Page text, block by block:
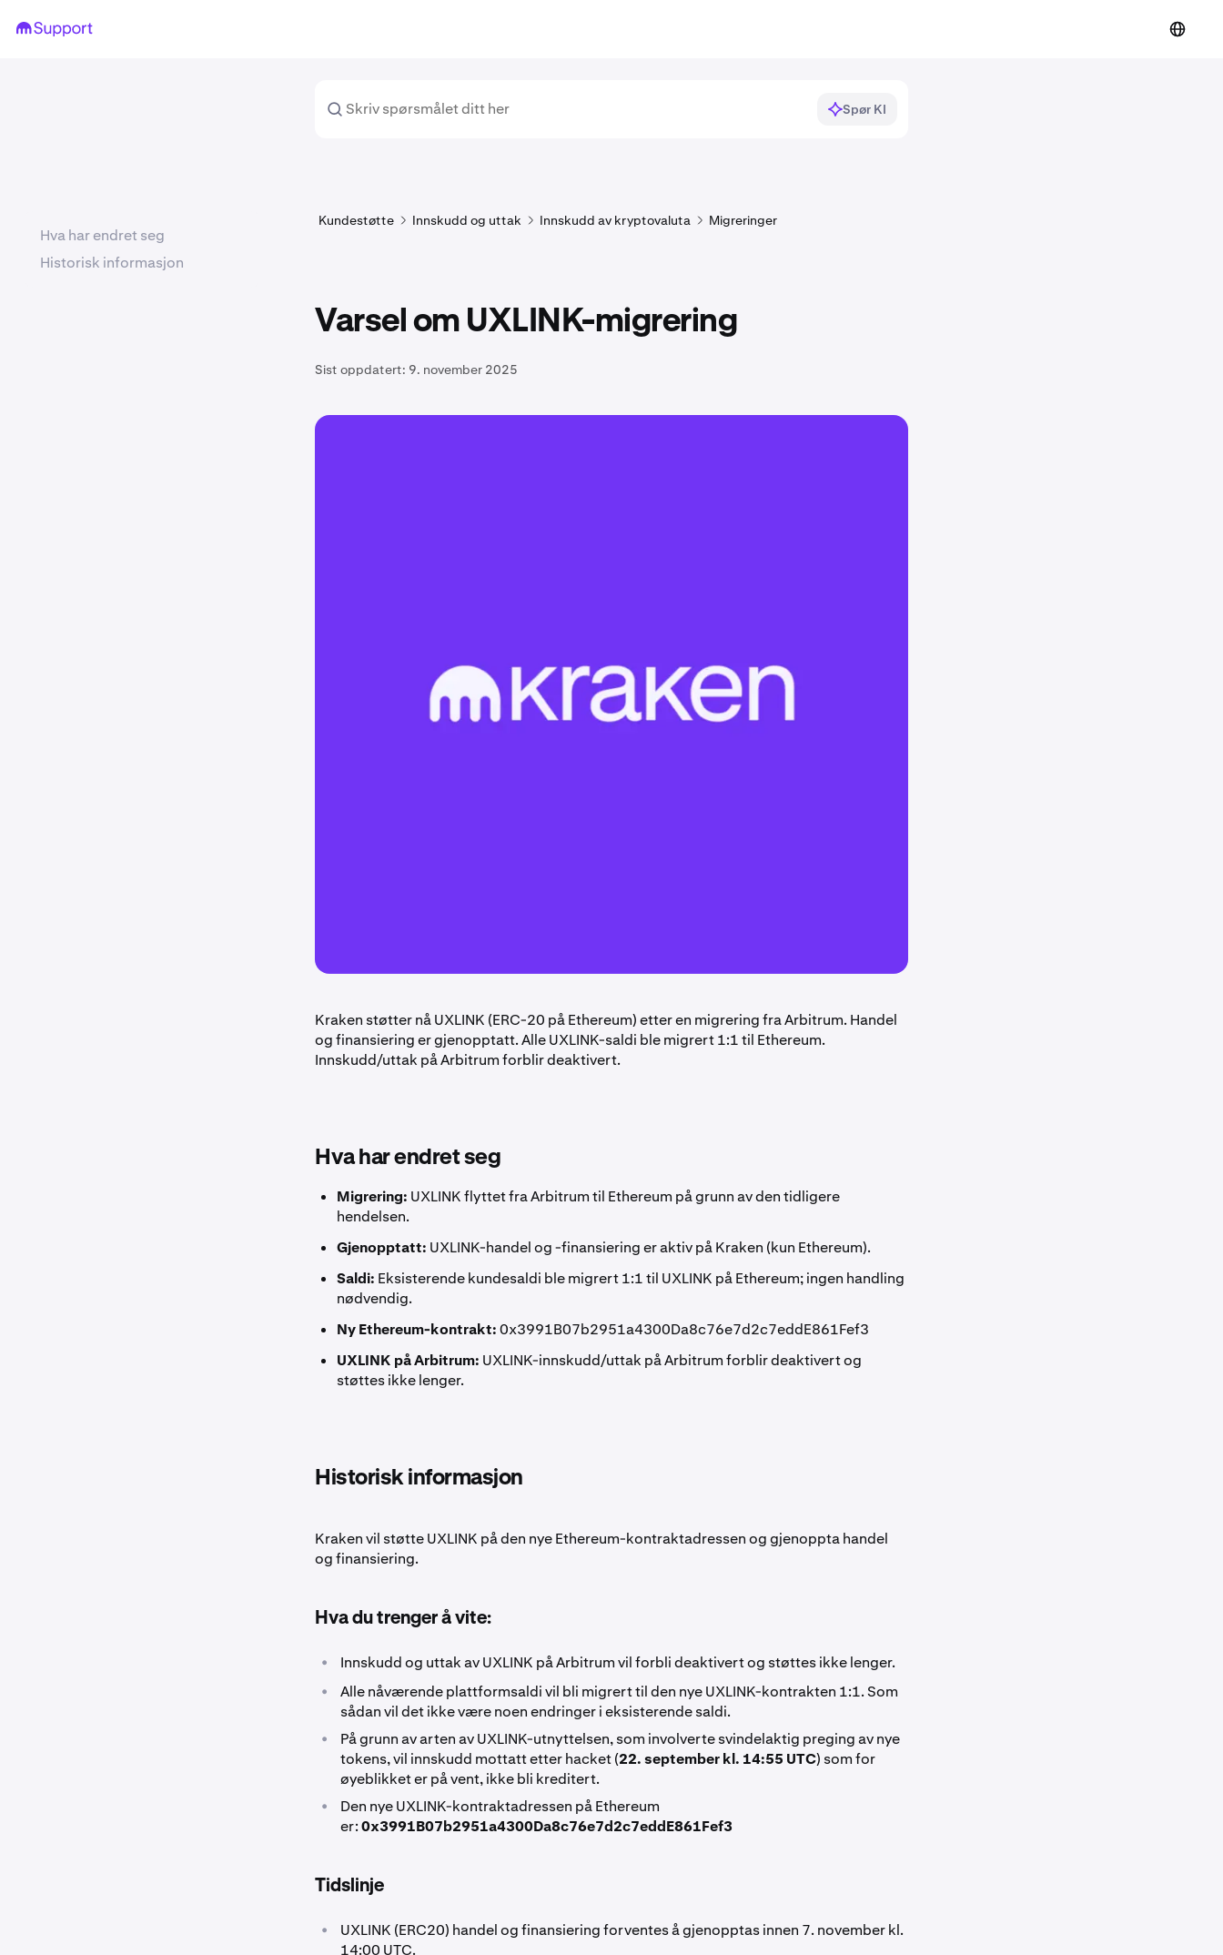
Spør KI
Kundestøtte Innskudd og uttak Innskudd av kryptovaluta Migreringer
Varsel om UXLINK-migrering
Sist oppdatert: 9. november 2025
Kraken støtter nå UXLINK (ERC-20 på Ethereum) etter en migrering fra Arbitrum. Handel
og finansiering er gjenopptatt. Alle UXLINK-saldi ble migrert 1:1 til Ethereum.
Innskudd/uttak på Arbitrum forblir deaktivert.
Hva har endret seg
Migrering: UXLINK flyttet fra Arbitrum til Ethereum på grunn av den tidligere
hendelsen.
Gjenopptatt: UXLINK-handel og -finansiering er aktiv på Kraken (kun Ethereum).
Saldi: Eksisterende kundesaldi ble migrert 1:1 til UXLINK på Ethereum; ingen handling
nødvendig.
Ny Ethereum-kontrakt:0x3991B07b2951a4300Da8c76e7d2c7eddE861Fef3
UXLINK på Arbitrum: UXLINK-innskudd/uttak på Arbitrum forblir deaktivert og
støttes ikke lenger.
Historisk informasjon
Kraken vil støtte UXLINK på den nye Ethereum-kontraktadressen og gjenoppta handel
og finansiering.
Hva du trenger å vite:
• Innskudd og uttak av UXLINK på Arbitrum vil forbli deaktivert og støttes ikke lenger.
•
Alle nåværende plattformsaldi vil bli migrert til den nye UXLINK-kontrakten 1:1. Som
sådan vil det ikke være noen endringer i eksisterende saldi.
•
På grunn av arten av UXLINK-utnyttelsen, som involverte svindelaktig preging av nye
tokens, vil innskudd mottatt etter hacket (22. september kl. 14:55 UTC) som for
øyeblikket er på vent, ikke bli kreditert.
•
Den nye UXLINK-kontraktadressen på Ethereum
er:0x3991B07b2951a4300Da8c76e7d2c7eddE861Fef3
Tidslinje
•
UXLINK (ERC20) handel og finansiering forventes å gjenopptas innen 7. november kl.
14:00 UTC.
Hva har endret seg
Historisk informasjon